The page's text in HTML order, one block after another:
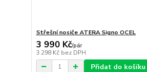
Střešní nosiče ATERA Signo OCEL
3 990 Kč/pár
3 298 Kč bez DPH
Přidat do košíku